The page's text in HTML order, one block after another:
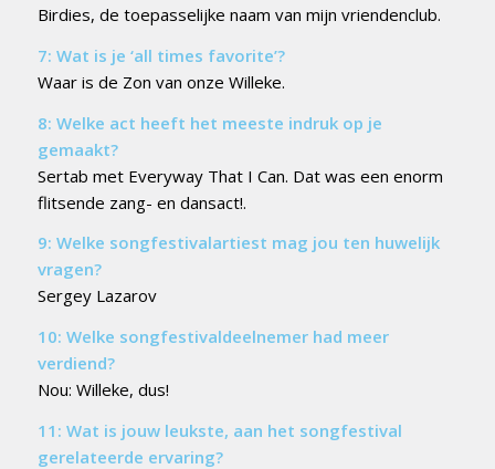
Birdies, de toepasselijke naam van mijn vriendenclub.
7: Wat is je ‘all times favorite’?
Waar is de Zon van onze Willeke.
8: Welke act heeft het meeste indruk op je
gemaakt?
Sertab met Everyway That I Can. Dat was een enorm
flitsende zang- en dansact!.
9: Welke songfestivalartiest mag jou ten huwelijk
vragen?
Sergey Lazarov
10: Welke songfestivaldeelnemer had meer
verdiend?
Nou: Willeke, dus!
11: Wat is jouw leukste, aan het songfestival
gerelateerde ervaring?